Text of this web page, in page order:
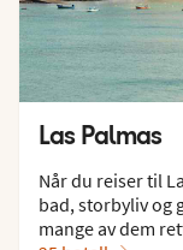
Las Palmas
Når du reiser til
bad, storbyliv og
mange av dem